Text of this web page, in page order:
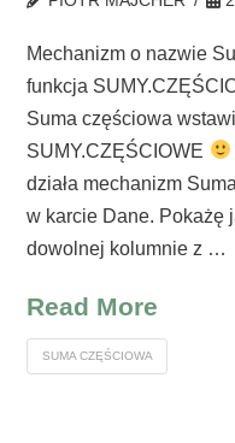
Mechanizm o nazwie
funkcja
Suma częściowa
SUMY.CZĘŚCIOWE
działa mechanizm
w karcie Dane. Pokażę
dowolnej kolumnie z …
Read More
SUMA CZĘŚCIOWA